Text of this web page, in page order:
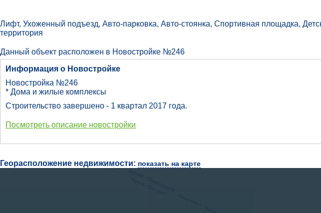
Лифт, Ухоженный подъезд, Авто-парковка, Авто-стоянка, Спортивная площадка,
территория
Данный объект расположен в Новостройке №246
Информация о Новостройке
Новостройка №246
* Дома и жилые комплексы
Строительство завершено - 1 квартал 2017 года.
Посмотреть описание новостройки
Георасположение недвижимости: показать на карте